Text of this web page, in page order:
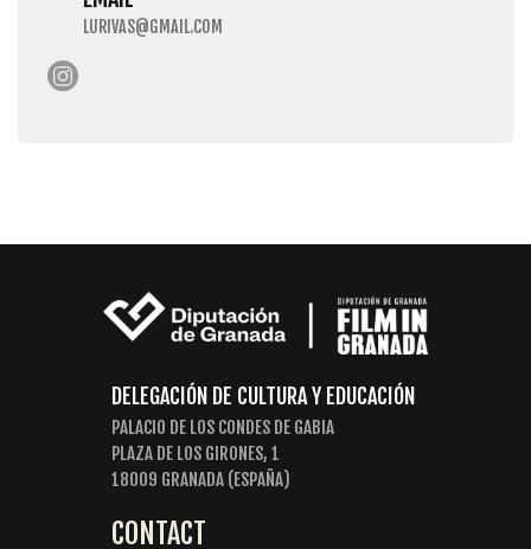
LURIVAS@GMAIL.COM
DELEGACIÓN DE CULTURA Y EDUCACIÓN
PALACIO DE LOS CONDES DE GABIA
PLAZA DE LOS GIRONES, 1
18009 GRANADA (ESPAÑA)
CONTACT